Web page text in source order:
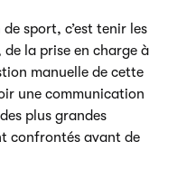
sport, c’est tenir les
la prise en charge à
manuelle de cette
une communication
plus grandes
confrontés avant de